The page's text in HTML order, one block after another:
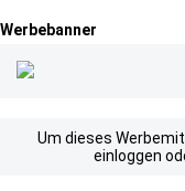
Werbebanner
Um dieses
einloggen